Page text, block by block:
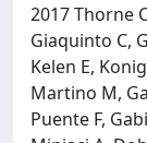
2017 Thorne
Giaquinto C,
Kelen E,
Martino M,
Puente F,